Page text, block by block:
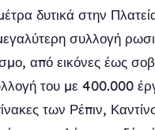
δυτικά στην
συλλογή
από εικόνες έως
του με 400.000
των Ρέπιν,